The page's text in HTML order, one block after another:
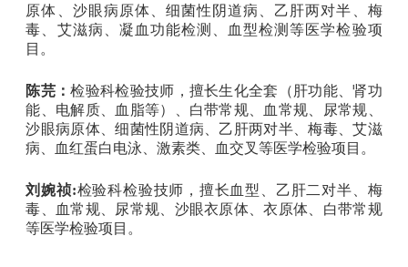
原体、沙眼病原体、细菌性阴道病、乙肝两对半、梅
毒、艾滋病、凝血功能检测、血型检测等医学检验项
目。
陈芫：检验科检验技师，擅长生化全套（肝功能、肾功
能、电解质、血脂等）、白带常规、血常规、尿常规、
沙眼病原体、细菌性阴道病、乙肝两对半、梅毒、艾滋
病、血红蛋白电泳、激素类、血交叉等医学检验项目。
刘婉祯:检验科检验技师，擅长血型、乙肝二对半、梅
毒、血常规、尿常规、沙眼衣原体、衣原体、白带常规
等医学检验项目。